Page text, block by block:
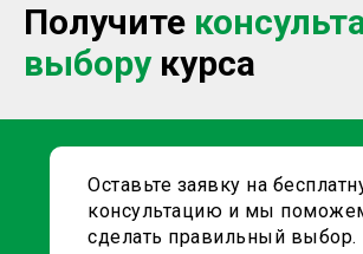
Получите
выборукурса
Оставьте заявку на
консультацию и мы
сделать правильный выбор.